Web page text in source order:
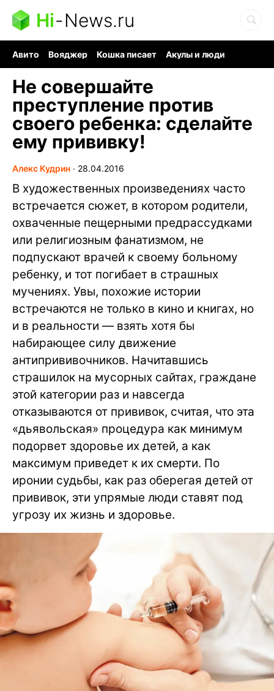
Hi-News.ru
Авито Вояджер Кошка писает
Акулы и люди
Не совершайте
преступление против
своего ребенка: сделайте
ему прививку!
Алекс Кудрин ∙ 28.04.2016
В художественных произведениях часто
встречается сюжет, в котором родители,
охваченные пещерными предрассудками
или религиозным фанатизмом, не
подпускают врачей к своему больному
ребенку, и тот погибает в страшных
мучениях. Увы, похожие истории
встречаются не только в кино и книгах, но
и в реальности — взять хотя бы
набирающее силу движение
антипрививочников. Начитавшись
страшилок на мусорных сайтах, граждане
этой категории раз и навсегда
отказываются от прививок, считая, что эта
«дьявольская» процедура как минимум
подорвет здоровье их детей, а как
максимум приведет к их смерти. По
иронии судьбы, как раз оберегая детей от
прививок, эти упрямые люди ставят под
угрозу их жизнь и здоровье.